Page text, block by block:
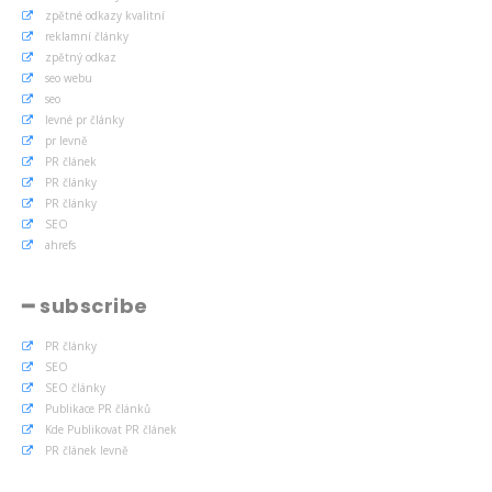
zpětné odkazy kvalitní
reklamní články
zpětný odkaz
seo webu
seo
levné pr články
pr levně
PR článek
PR články
PR články
SEO
ahrefs
━ subscribe
PR články
SEO
SEO články
Publikace PR článků
Kde Publikovat PR článek
PR článek levně